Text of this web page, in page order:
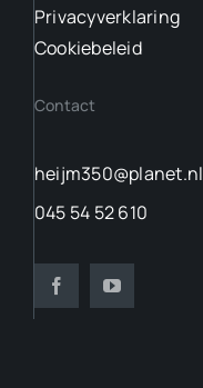
Privacyverklaring
Cookiebeleid
Contact
heijm350@planet.nl
045 54 52 610